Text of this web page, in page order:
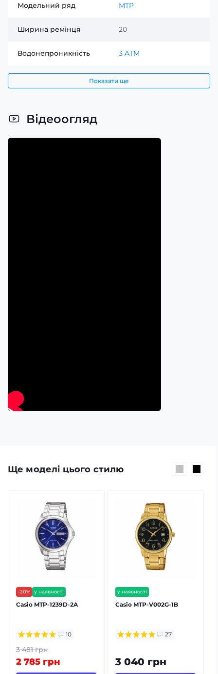
Модельний ряд MTP
Ширина ремінця 20
Водонепроникність 3 ATM
Показати ще
Відеоогляд
Ще моделі цього стилю
-20%
у наявності
безкоштовна доставка
Casio MTP-1239D-2A
10
3 481 грн
2 785 грн
у наявності
безкоштовна доставка
Casio MTP-V002G-1B
27
3 040 грн